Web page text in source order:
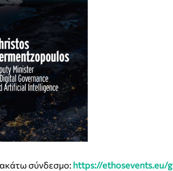
σύνδεσμο:https://ethosevents.eu/